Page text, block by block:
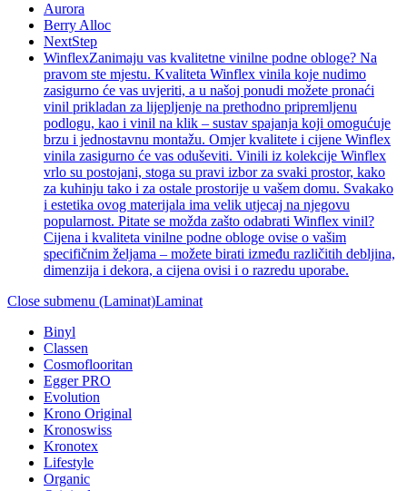
Aurora
Berry Alloc
NextStep
WinflexZanimaju vas kvalitetne vinilne podne obloge? Na
pravom ste mjestu. Kvaliteta Winflex vinila koje nudimo
zasigurno će vas uvjeriti, a u našoj ponudi možete pronaći
vinil prikladan za lijepljenje na prethodno pripremljenu
podlogu, kao i vinil na klik – sustav spajanja koji omogućuje
brzu i jednostavnu montažu. Omjer kvalitete i cijene Winflex
vinila zasigurno će vas oduševiti. Vinili iz kolekcije Winflex
vrlo su postojani, stoga su pravi izbor za svaki prostor, kako
za kuhinju tako i za ostale prostorije u vašem domu. Svakako
i estetika ovog materijala ima velik utjecaj na njegovu
popularnost. Pitate se možda zašto odabrati Winflex vinil?
Cijena i kvaliteta vinilne podne obloge ovise o vašim
specifičnim željama – možete birati između različitih debljina,
dimenzija i dekora, a cijena ovisi i o razredu uporabe.
Close submenu (Laminat)Laminat
Binyl
Classen
Cosmoflooritan
Egger PRO
Evolution
Krono Original
Kronoswiss
Kronotex
Lifestyle
Organic